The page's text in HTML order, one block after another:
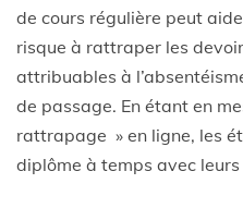
de cours régulière peut
risque à rattraper les
attribuables à
de passage. En étant en
rattrapage » en ligne, les
diplôme à temps avec